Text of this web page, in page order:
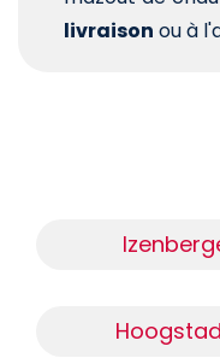
livraison ou à